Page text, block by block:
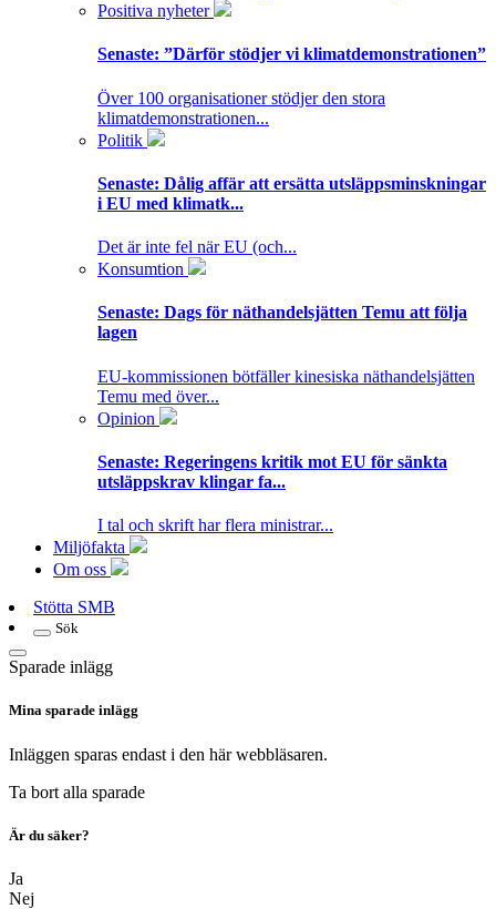
Positiva nyheter
Senaste: ”Därför stödjer vi klimatdemonstrationen”
Över 100 organisationer stödjer den stora
klimatdemonstrationen...
Politik
Senaste: Dålig affär att ersätta utsläppsminskningar
i EU med klimatk...
Det är inte fel när EU (och...
Konsumtion
Senaste: Dags för näthandelsjätten Temu att följa
lagen
EU-kommissionen bötfäller kinesiska näthandelsjätten
Temu med över...
Opinion
Senaste: Regeringens kritik mot EU för sänkta
utsläppskrav klingar fa...
I tal och skrift har flera ministrar...
Miljöfakta
Om oss
Stötta SMB
Sök
Sparade inlägg
Mina sparade inlägg
Inläggen sparas endast i den här webbläsaren.
Ta bort alla sparade
Är du säker?
Ja
Nej